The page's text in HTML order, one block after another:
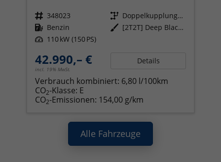
Fahrzeugnr. 348023 Getriebe
Doppelkupplungsgetriebe (DSG)
Kraftstoff Benzin Außenfarbe
[2T2T] Deep Black Perleffekt
Leistung 110 kW (150 PS)
42.990,– €
incl. 19% MwSt.
Details
Verbrauch kombiniert: 6,80 l/100km
CO2-Klasse: E
CO2-Emissionen: 154,00 g/km
Alle Fahrzeuge